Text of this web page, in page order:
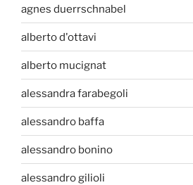
agnes duerrschnabel
alberto d'ottavi
alberto mucignat
alessandra farabegoli
alessandro baffa
alessandro bonino
alessandro gilioli